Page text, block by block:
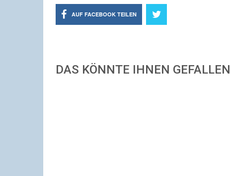
AUF FACEBOOK TEILEN
DAS KÖNNTE IHNEN GEFALLEN